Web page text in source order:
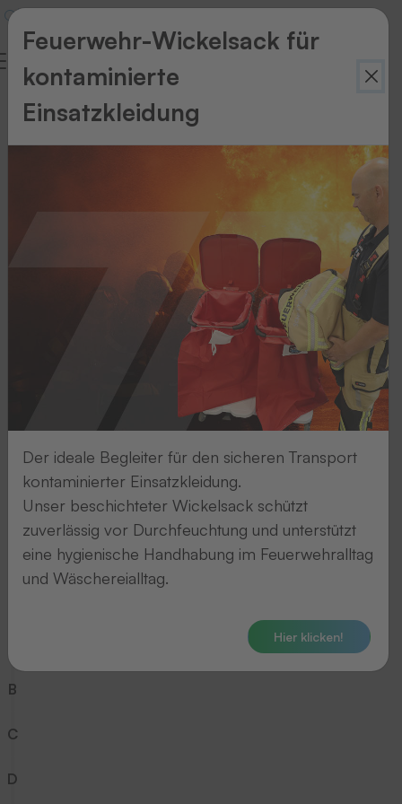
Glossar
THERMOTEX
B
C
D
Feuerwehr-Wickelsack für
kontaminierte
Einsatzkleidung
Der ideale Begleiter für den sicheren Transport
kontaminierter Einsatzkleidung.
Unser beschichteter Wickelsack schützt
zuverlässig vor Durchfeuchtung und unterstützt
eine hygienische Handhabung im Feuerwehralltag
und Wäschereialltag.
Hier klicken!